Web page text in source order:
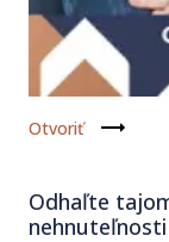
Otvoriť
Odhaľte